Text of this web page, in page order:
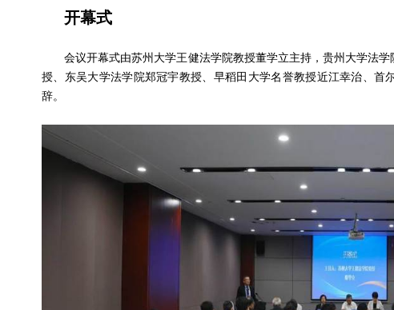
开幕式
会议开幕式由苏州大学王健法学院教授董学立主持，贵州大学法学
授、东吴大学法学院郑冠宇教授、早稻田大学名誉教授近江幸治、首
辞。